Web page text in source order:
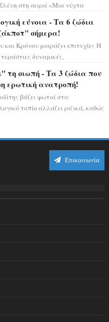
στη σειρά «Μια νύχτα
εύνοια - Τα 6 ζώδια
σήμερα!
Κρόνου μοιράζει επιτυχίες Η
δυναμικές,
τη σιωπή - Τα 3 ζώδια που
ερωτική ανατροπή!
βάζει φωτιά στις
τοπίο αλλάζει ριζικά, καθώς
Επικοινωνία